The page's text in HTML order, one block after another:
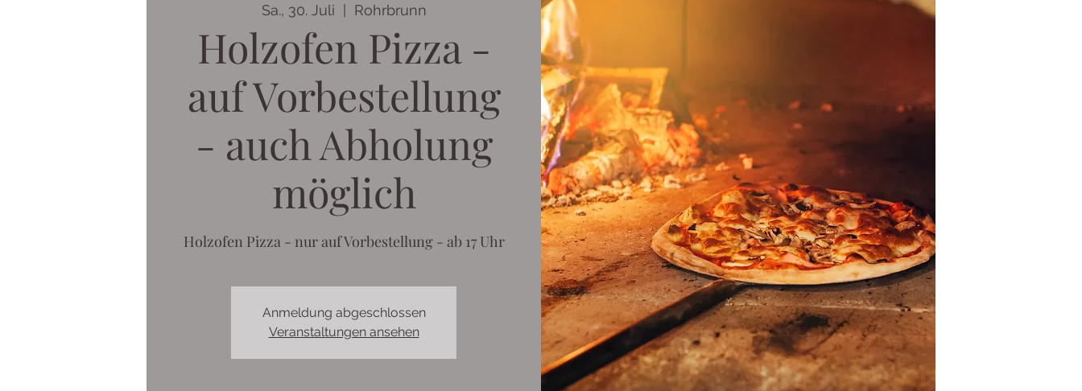
Sa., 30. Juli
  |
Rohrbrunn
Holzofen Pizza -
auf Vorbestellung
- auch Abholung
möglich
Holzofen Pizza - nur auf Vorbestellung - ab 17 Uhr
Anmeldung abgeschlossen
Veranstaltungen ansehen